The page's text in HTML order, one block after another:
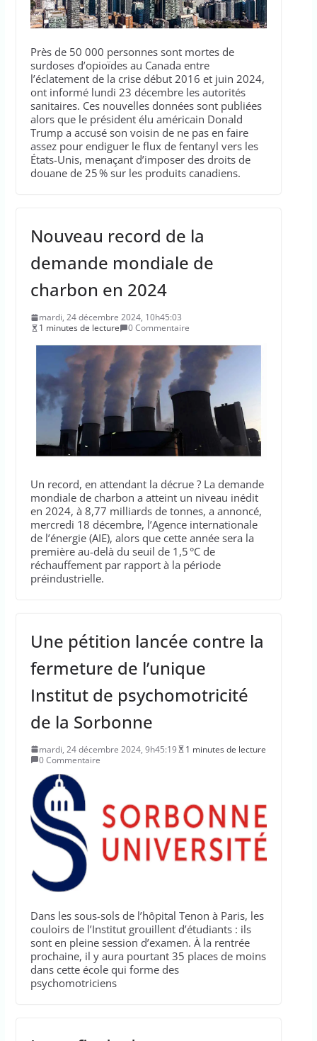
Près de 50 000 personnes sont mortes de
surdoses d’opioïdes au Canada entre
l’éclatement de la crise début 2016 et juin 2024,
ont informé lundi 23 décembre les autorités
sanitaires. Ces nouvelles données sont publiées
alors que le président élu américain Donald
Trump a accusé son voisin de ne pas en faire
assez pour endiguer le flux de fentanyl vers les
États-Unis, menaçant d’imposer des droits de
douane de 25 % sur les produits canadiens.
Nouveau record de la
demande mondiale de
charbon en 2024
mardi, 24 décembre 2024, 10h45:03
1 minutes de lecture
0 Commentaire
Un record, en attendant la décrue ? La demande
mondiale de charbon a atteint un niveau inédit
en 2024, à 8,77 milliards de tonnes, a annoncé,
mercredi 18 décembre, l’Agence internationale
de l’énergie (AIE), alors que cette année sera la
première au-delà du seuil de 1,5 °C de
réchauffement par rapport à la période
préindustrielle.
Une pétition lancée contre la
fermeture de l’unique
Institut de psychomotricité
de la Sorbonne
mardi, 24 décembre 2024, 9h45:19
1 minutes de lecture
0 Commentaire
Dans les sous-sols de l’hôpital Tenon à Paris, les
couloirs de l’Institut grouillent d’étudiants : ils
sont en pleine session d’examen. À la rentrée
prochaine, il y aura pourtant 35 places de moins
dans cette école qui forme des
psychomotriciens